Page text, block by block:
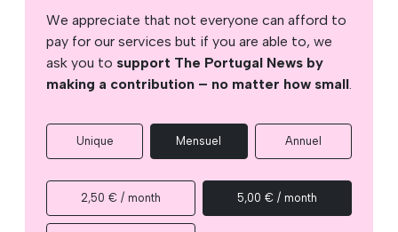
We appreciate that not everyone can afford to
pay for our services but if you are able to, we
ask you to support The Portugal News by
making a contribution – no matter how small.
Unique Mensuel Annuel
2,50 € / month 5,00 € / month